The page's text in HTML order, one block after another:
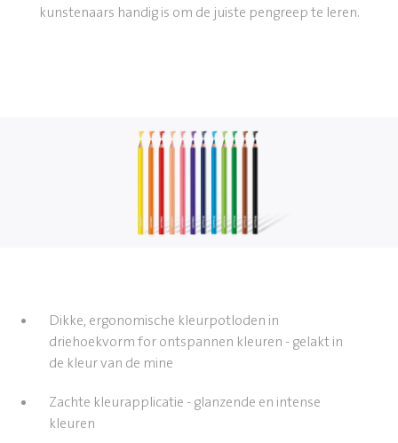
kunstenaars handig is om de juiste pengreep te leren.
Dikke, ergonomische kleurpotloden in
driehoekvorm for ontspannen kleuren - gelakt in
de kleur van de mine
Zachte kleurapplicatie - glanzende en intense
kleuren